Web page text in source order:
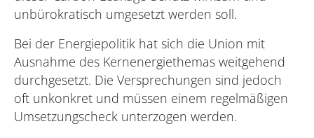
unbürokratisch umgesetzt werden soll.
Bei der Energiepolitik hat sich die Union mit
Ausnahme des Kernenergiethemas weitgehend
durchgesetzt. Die Versprechungen sind jedoch
oft unkonkret und müssen einem regelmäßigen
Umsetzungscheck unterzogen werden.